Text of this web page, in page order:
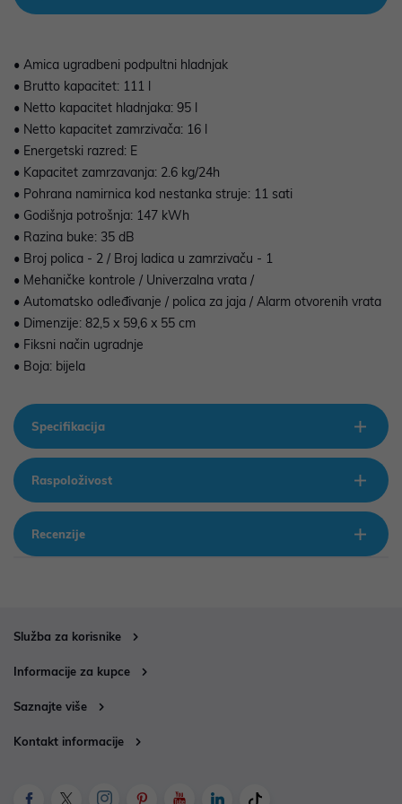
• Amica ugradbeni podpultni hladnjak
• Brutto kapacitet: 111 l
• Netto kapacitet hladnjaka: 95 l
• Netto kapacitet zamrzivača: 16 l
• Energetski razred: E
• Kapacitet zamrzavanja: 2.6 kg/24h
• Pohrana namirnica kod nestanka struje: 11 sati
• Godišnja potrošnja: 147 kWh
• Razina buke: 35 dB
• Broj polica - 2 / Broj ladica u zamrzivaču - 1
• Mehaničke kontrole / Univerzalna vrata /
• Automatsko odleđivanje / polica za jaja / Alarm otvorenih vrata
• Dimenzije: 82,5 x 59,6 x 55 cm
• Fiksni način ugradnje
• Boja: bijela
Specifikacija
Raspoloživost
Recenzije
Služba za korisnike
Informacije za kupce
Saznajte više
Kontakt informacije